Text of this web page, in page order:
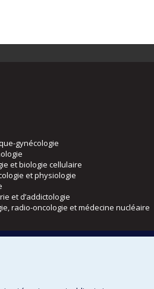
gynécologie
et biologie cellulaire
et physiologie
et d’addictologie
radio-oncologie et médecine nucléaire